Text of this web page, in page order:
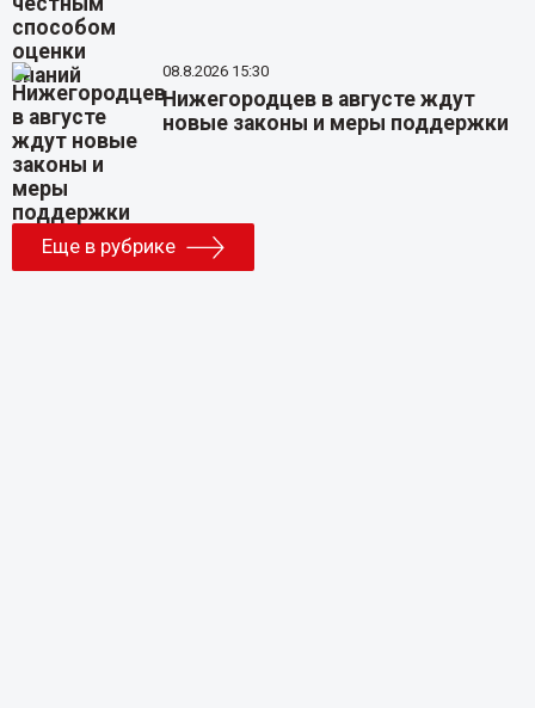
08.8.2026 15:30
Нижегородцев в августе ждут
новые законы и меры поддержки
Еще в рубрике